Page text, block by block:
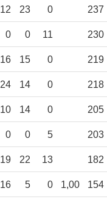
12 23 0 237
0 0 11 230
16 15 0 219
24 14 0 218
10 14 0 205
0 0 5 203
19 22 13 182
16 5 0 1,00 154